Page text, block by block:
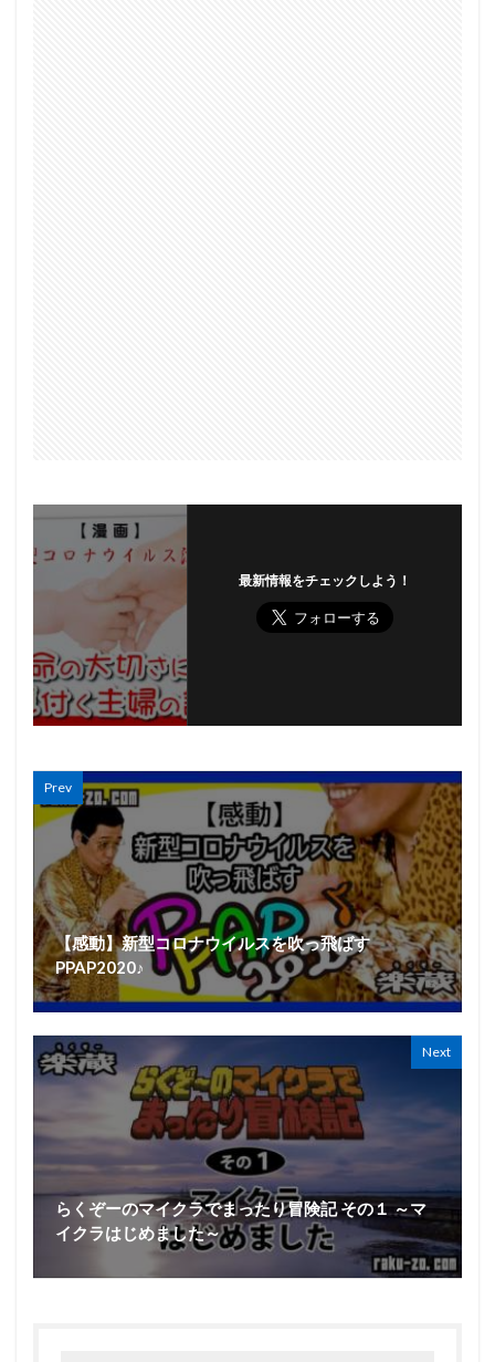
最新情報をチェックしよう！
Prev
【感動】新型コロナウイルスを吹っ飛ばす
PPAP2020♪
Next
らくぞーのマイクラでまったり冒険記 その１ ～マ
イクラはじめました～